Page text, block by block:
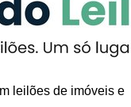
leilões de imóveis e